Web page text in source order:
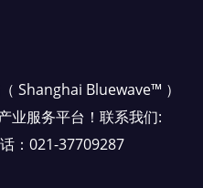
Shanghai Bluewave™ ）
业服务平台！联系我们:
：021-37709287